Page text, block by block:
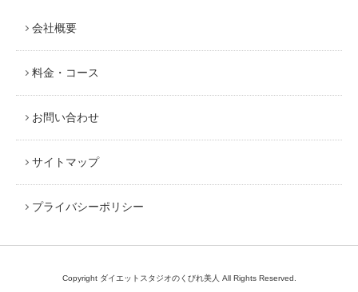
会社概要
料金・コース
お問い合わせ
サイトマップ
プライバシーポリシー
Copyright ダイエットスタジオのくびれ美人 All Rights Reserved.